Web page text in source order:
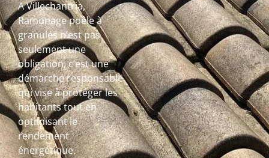
A Villechantria,
Ramonage poêle à
granulés n’est pas
seulement une
obligation, c’est une
démarche responsable
qui vise à protéger les
habitants tout en
optimisant le
rendement
énergétique.